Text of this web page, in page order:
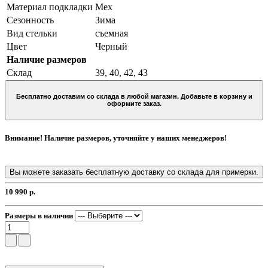
Материал подкладки Мех
Сезонность
Зима
Вид стельки
съемная
Цвет
Черный
Наличие размеров
Склад
39, 40, 42, 43
Бесплатно доставим со склада в любой магазин. Добавьте в корзину и
оформите заказ.
Внимание! Наличие размеров, уточняйте у наших менеджеров!
Вы можете заказать бесплатную доставку со склада для примерки.
10 990 р.
Размеры в наличии